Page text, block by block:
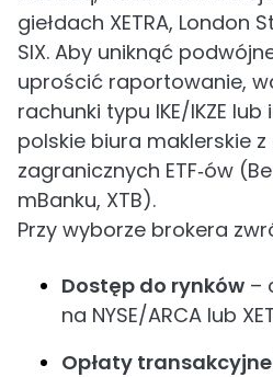
giełdach XETRA, London
SIX. Aby uniknąć
uprościć raportowanie,
rachunki typu IKE/IKZE
polskie biura maklerskie
zagranicznych ETF‑ów
mBanku, XTB).
Przy wyborze brokera
Dostęp do rynków –
na NYSE/ARCA lub
Opłaty